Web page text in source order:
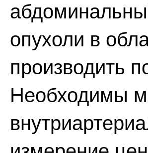
опухоли в
производить
Необходимы